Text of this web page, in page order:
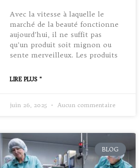
Avec la vitesse à laquelle le
marché de la beauté fonctionne
aujourd’hui, il ne suffit pas
qu’un produit soit mignon ou
sente merveilleux. Les produits
LIRE PLUS "
juin 26, 2025 Aucun commentaire
BLOG